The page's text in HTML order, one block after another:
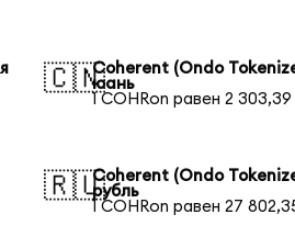
🇨🇳Coherent (Ondo
юань
1 COHRon равен 2
🇷🇺Coherent (Ondo
рубль
1 COHRon равен 27